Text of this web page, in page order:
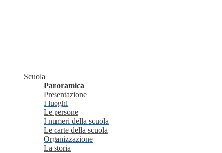
Scuola
Panoramica
Presentazione
I luoghi
Le persone
I numeri della scuola
Le carte della scuola
Organizzazione
La storia